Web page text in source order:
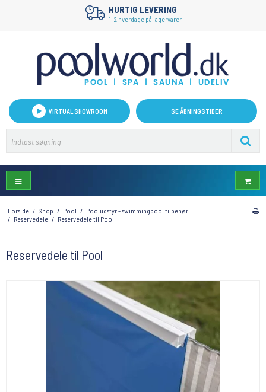
HURTIG LEVERING
1-2 hverdage på lagervarer
VIRTUAL SHOWROOM SE ÅBNINGSTIDER
Forside / Shop / Pool / Pooludstyr - swimmingpool tilbehør
/ Reservedele / Reservedele til Pool
Reservedele til Pool